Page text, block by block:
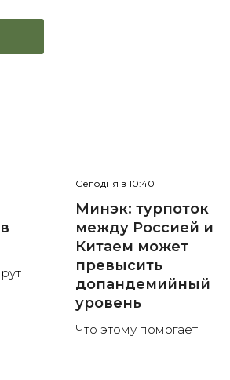
Сегодня в 10:40
Минэк: турпоток
между Россией и
Китаем может
превысить
допандемийный
уровень
Что этому помогает